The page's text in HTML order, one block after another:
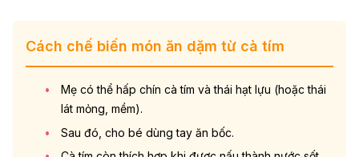
Cách chế biến món ăn dặm từ cà tím
Mẹ có thể hấp chín cà tím và thái hạt lựu (hoặc thái
lát mỏng, mềm).
Sau đó, cho bé dùng tay ăn bốc.